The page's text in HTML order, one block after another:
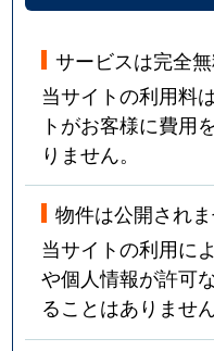
サービスは完全
当サイトの利用料
トがお客様に費用
りません。
物件は公開され
当サイトの利用に
や個人情報が許可
ることはありません